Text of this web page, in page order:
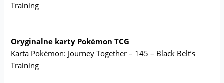
Training
Oryginalne karty Pokémon TCG
Karta Pokémon: Journey Together – 145 – Black Belt’s
Training